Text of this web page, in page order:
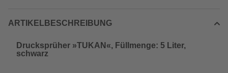
ARTIKELBESCHREIBUNG
Drucksprüher »TUKAN«, Füllmenge: 5 Liter,
schwarz